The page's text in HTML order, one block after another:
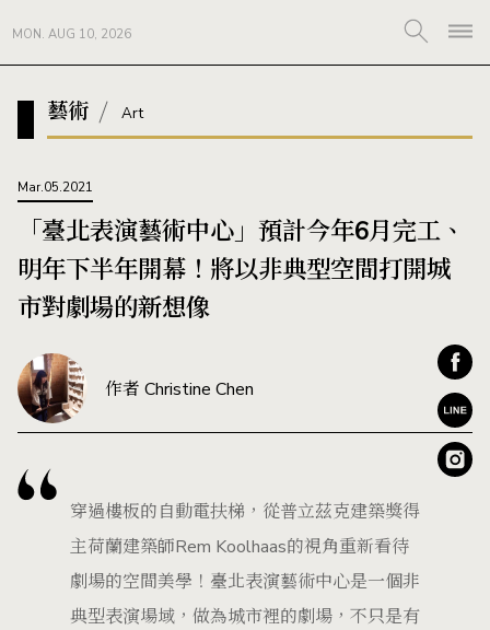
MON. AUG 10, 2026
藝術 Art
Mar.05.2021
「臺北表演藝術中心」預計今年6月完工、
明年下半年開幕！將以非典型空間打開城
市對劇場的新想像
作者 Christine Chen
穿過樓板的自動電扶梯，從普立茲克建築獎得
主荷蘭建築師Rem Koolhaas的視角重新看待
劇場的空間美學！臺北表演藝術中心是一個非
典型表演場域，做為城市裡的劇場，不只是有